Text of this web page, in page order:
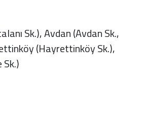
Sk.), Avdan (Avdan Sk.,
(Hayrettinköy Sk.),